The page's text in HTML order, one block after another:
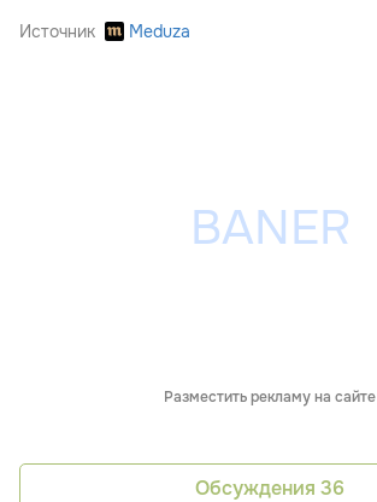
Источник Meduza
Разместить рекламу на сайте
Обсуждения 36